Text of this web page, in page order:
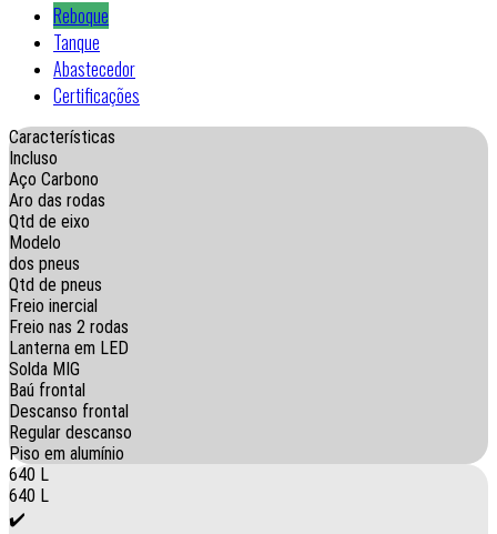
Reboque
Tanque
Abastecedor
Certificações
Características
Incluso
Aço Carbono
Aro das rodas
Qtd de eixo
Modelo
dos pneus
Qtd de pneus
Freio inercial
Freio nas 2 rodas
Lanterna em LED
Solda MIG
Baú frontal
Descanso frontal
Regular descanso
Piso em alumínio
640 L
640 L
✔️